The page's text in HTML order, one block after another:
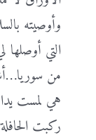
وأوصيته
التي
من
هي لمست
ركبت